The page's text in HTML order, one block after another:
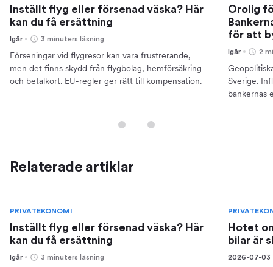
Inställt flyg eller försenad väska? Här
kan du få ersättning
Igår 3 minuters läsning
Förseningar vid flygresor kan vara frustrerande,
men det finns skydd från flygbolag, hemförsäkring
och betalkort. EU-regler ger rätt till kompensation.
Orolig
för att
Igår 2
Sverige.
bankernas
Relaterade artiklar
PRIVATEKONOMI
Inställt flyg eller försenad väska? Här
kan du få ersättning
Igår 3 minuters läsning
Hotet
bilar är
2026-07-03